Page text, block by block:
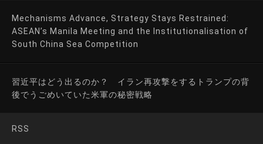
Mechanisms Advance, Strategy Stays Restrained:
ASEAN’s Manila Meeting and the Institutionalisation of
South China Sea Competition
習近平はどう出るのか？ イラン再攻撃をするトランプの背
後でうごめいていた米軍の秘密戦略
RSS